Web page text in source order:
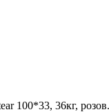
100*33, 36кг, розов.